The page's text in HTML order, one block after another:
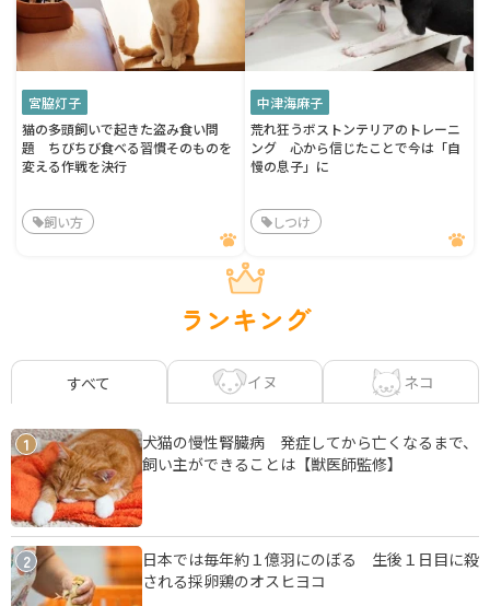
宮脇灯子
猫の多頭飼いで起きた盗み食い問
題 ちびちび食べる習慣そのものを
変える作戦を決行
飼い方
中津海麻子
荒れ狂うボストンテリアのトレーニ
ング 心から信じたことで今は「自
慢の息子」に
しつけ
ランキング
すべて イヌ ネコ
1
犬猫の慢性腎臓病 発症してから亡くなるまで、
飼い主ができることは【獣医師監修】
2
日本では毎年約１億羽にのぼる 生後１日目に殺
される採卵鶏のオスヒヨコ